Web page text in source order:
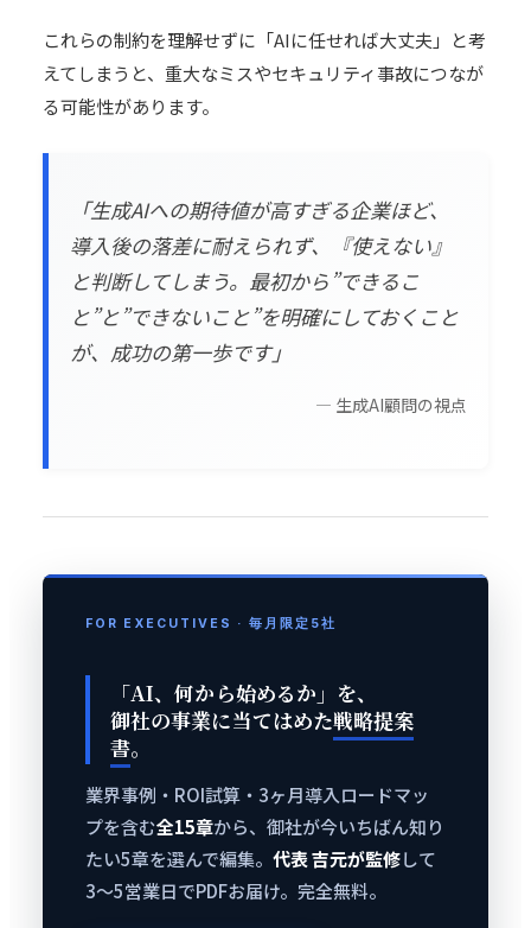
これらの制約を理解せずに「AIに任せれば大丈夫」と考
えてしまうと、重大なミスやセキュリティ事故につなが
る可能性があります。
「生成AIへの期待値が高すぎる企業ほど、
導入後の落差に耐えられず、『使えない』
と判断してしまう。最初から”できるこ
と”と”できないこと”を明確にしておくこと
が、成功の第一歩です」
— 生成AI顧問の視点
FOR EXECUTIVES · 毎月限定5社
「AI、何から始めるか」を、
御社の事業に当てはめた戦略提案
書。
業界事例・ROI試算・3ヶ月導入ロードマッ
プを含む全15章から、御社が今いちばん知り
たい5章を選んで編集。 代表 吉元が監修して
3〜5営業日でPDFお届け。完全無料。